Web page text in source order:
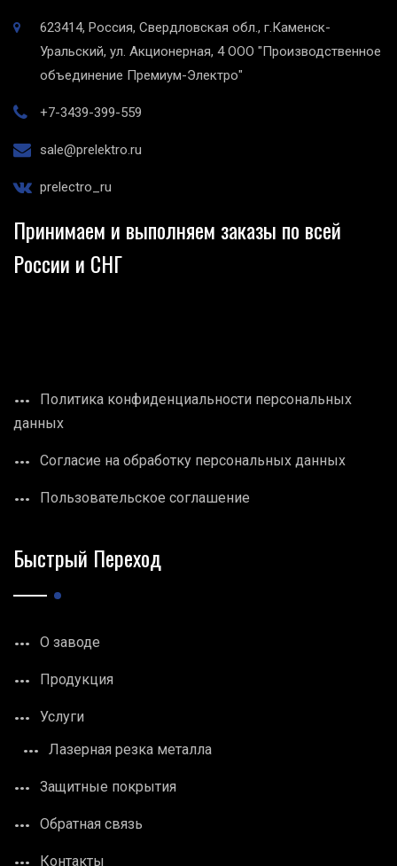
623414, Россия, Свердловская обл., г.Каменск-
Уральский, ул. Акционерная, 4 ООО "Производственное
объединение Премиум-Электро"
+7-3439-399-559
sale@prelektro.ru
prelectro_ru
Принимаем и выполняем заказы по всей
России и СНГ
Политика конфиденциальности персональных
данных
Согласие на обработку персональных данных
Пользовательское соглашение
Быстрый Переход
О заводе
Продукция
Услуги
Лазерная резка металла
Защитные покрытия
Обратная связь
Контакты